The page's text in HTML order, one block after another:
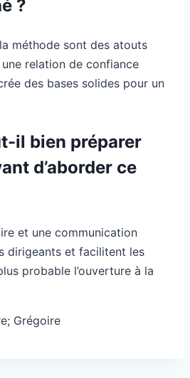
?
méthode sont des atouts
relation de confiance
des bases solides pour un
il bien préparer
d’aborder ce
et une communication
dirigeants et facilitent les
probable l’ouverture à la
Grégoire